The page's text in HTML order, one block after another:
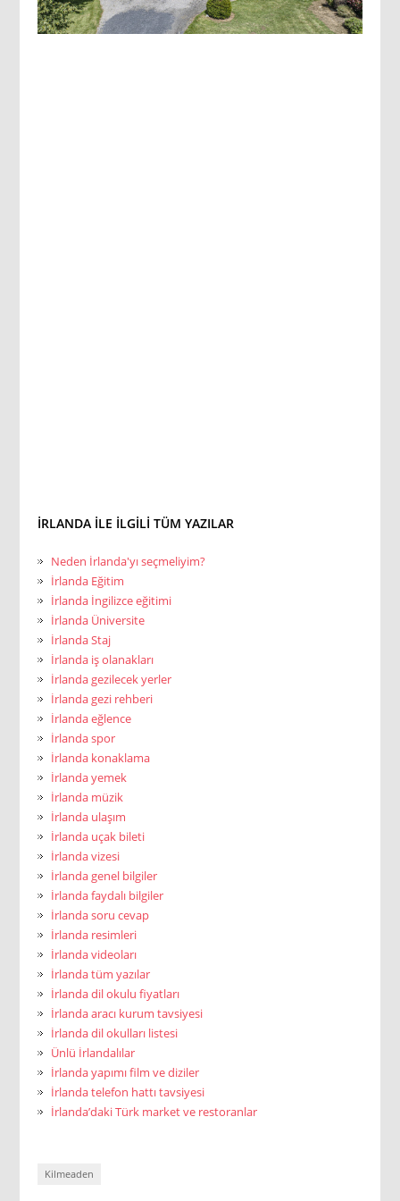
İRLANDA ILE ILGILI TÜM YAZILAR
Neden İrlanda'yı seçmeliyim?
İrlanda Eğitim
İrlanda İngilizce eğitimi
İrlanda Üniversite
İrlanda Staj
İrlanda iş olanakları
İrlanda gezilecek yerler
İrlanda gezi rehberi
İrlanda eğlence
İrlanda spor
İrlanda konaklama
İrlanda yemek
İrlanda müzik
İrlanda ulaşım
İrlanda uçak bileti
İrlanda vizesi
İrlanda genel bilgiler
İrlanda faydalı bilgiler
İrlanda soru cevap
İrlanda resimleri
İrlanda videoları
İrlanda tüm yazılar
İrlanda dil okulu fiyatları
İrlanda aracı kurum tavsiyesi
İrlanda dil okulları listesi
Ünlü İrlandalılar
İrlanda yapımı film ve diziler
İrlanda telefon hattı tavsiyesi
İrlanda’daki Türk market ve restoranlar
Kilmeaden